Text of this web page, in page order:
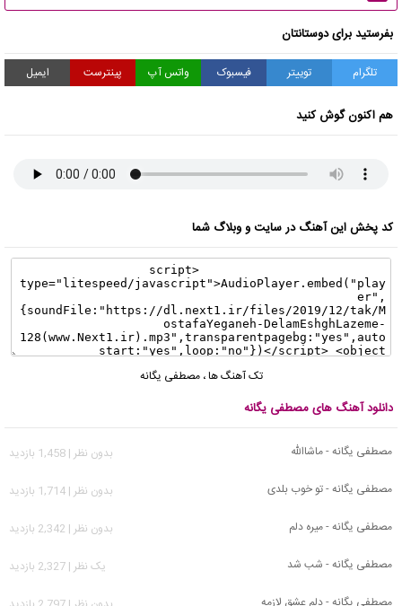
بفرستید برای دوستانتان
تلگرام توییتر فیسبوک واتس آپ پینترست ایمیل
هم اکنون گوش کنید
کد پخش این آهنگ در سایت و وبلاگ شما
تک آهنگ ها،مصطفی یگانه
دانلود آهنگ های مصطفی یگانه
مصطفی یگانه - ماشاالله
بدون نظر | 1,458 بازدید
مصطفی یگانه - تو خوب بلدی
بدون نظر | 1,714 بازدید
مصطفی یگانه - میره دلم
بدون نظر | 2,342 بازدید
مصطفی یگانه - شب شد
يک نظر | 2,327 بازدید
مصطفی یگانه - دلم عشق لازمه